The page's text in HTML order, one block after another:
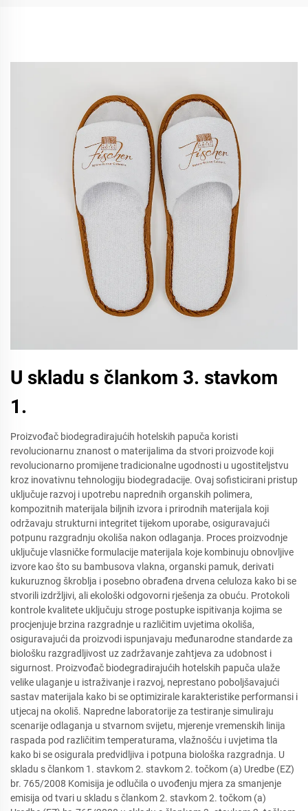
U skladu s člankom 3. stavkom
1.
Proizvođač biodegradirajućih hotelskih papuča koristi
revolucionarnu znanost o materijalima da stvori proizvode koji
revolucionarno promijene tradicionalne ugodnosti u ugostiteljstvu
kroz inovativnu tehnologiju biodegradacije. Ovaj sofisticirani pristup
uključuje razvoj i upotrebu naprednih organskih polimera,
kompozitnih materijala biljnih izvora i prirodnih materijala koji
održavaju strukturni integritet tijekom uporabe, osiguravajući
potpunu razgradnju okoliša nakon odlaganja. Proces proizvodnje
uključuje vlasničke formulacije materijala koje kombinuju obnovljive
izvore kao što su bambusova vlakna, organski pamuk, derivati
kukuruznog škroblja i posebno obrađena drvena celuloza kako bi se
stvorili izdržljivi, ali ekološki odgovorni rješenja za obuću. Protokoli
kontrole kvalitete uključuju stroge postupke ispitivanja kojima se
procjenjuje brzina razgradnje u različitim uvjetima okoliša,
osiguravajući da proizvodi ispunjavaju međunarodne standarde za
biološku razgradljivost uz zadržavanje zahtjeva za udobnost i
sigurnost. Proizvođač biodegradirajućih hotelskih papuča ulaže
velike ulaganje u istraživanje i razvoj, neprestano poboljšavajući
sastav materijala kako bi se optimizirale karakteristike performansi i
utjecaj na okoliš. Napredne laboratorije za testiranje simuliraju
scenarije odlaganja u stvarnom svijetu, mjerenje vremenskih linija
raspada pod različitim temperaturama, vlažnošću i uvjetima tla
kako bi se osigurala predvidljiva i potpuna biološka razgradnja. U
skladu s člankom 1. stavkom 2. stavkom 2. točkom (a) Uredbe (EZ)
br. 765/2008 Komisija je odlučila o uvođenju mjera za smanjenje
emisija od tvari u skladu s člankom 2. stavkom 2. točkom (a)